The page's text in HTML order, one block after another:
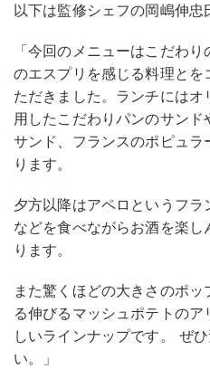
以下は監修シェフの岡嶋伸忠
「今回のメニューはこだわ
のエスプリを感じる料理と
ただきました。ランチには
用したこだわりパンのサン
サンド、フランスのポピュ
ります。
夕方以降はアペロというフ
などを食べながらお酒を楽
ります。
また驚くほどの大きさのポ
る伸びるマッシュポテトの
しいラインナップです。 ぜ
い。」